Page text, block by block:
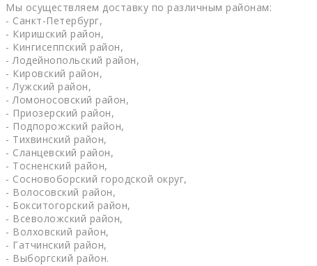
Мы осуществляем доставку по различным районам:
- Санкт-Петербург,
- Киришский район,
- Кингисеппский район,
- Лодейнопольский район,
- Кировский район,
- Лужский район,
- Ломоносовский район,
- Приозерский район,
- Подпорожский район,
- Тихвинский район,
- Сланцевский район,
- Тосненский район,
- Сосновоборский городской округ,
- Волосовский район,
- Бокситогорский район,
- Всеволожский район,
- Волховский район,
- Гатчинский район,
- Выборгский район.